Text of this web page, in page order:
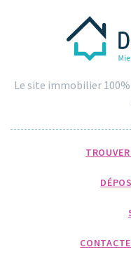
Le site immobilier